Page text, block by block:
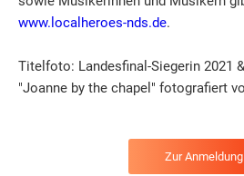
www.localheroes-nds.de.
Titelfoto: Landesfinal-Siegerin 2021
"Joanne by the chapel" fotografiert
Zur Anmeldung